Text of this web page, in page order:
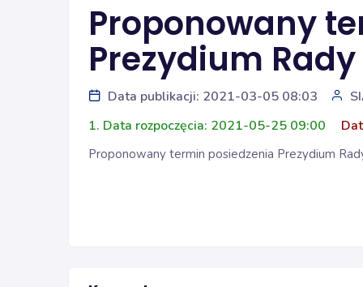
Proponowany
Prezydium Rady
Data publikacji: 2021-03-05 08:03
1. Data rozpoczęcia: 2021-05-25 09:00
Proponowany termin posiedzenia Prezydium